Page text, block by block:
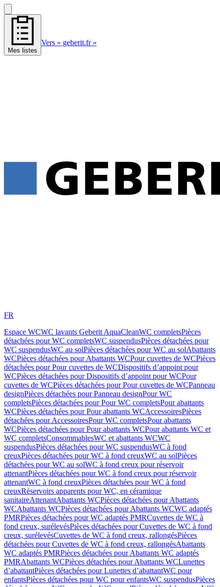
Mes listes
Vers « geberit.fr »
FR
Espace WCWC lavants Geberit AquaCleanWC completsPièces
détachées pour WC completsWC suspendusPièces détachées pour
WC suspendusWC au solPièces détachées pour WC au solAbattants
WCPièces détachées pour Abattants WCPour cuvettes de WCPièces
détachées pour Pour cuvettes de WCDispositifs d’appoint pour
WCPièces détachées pour Dispositifs d’appoint pour WCPour
cuvettes de WCPièces détachées pour Pour cuvettes de WCPanneau
designPièces détachées pour Panneau designPour WC
completsPièces détachées pour Pour WC completsPour abattants
WCPièces détachées pour Pour abattants WCAccessoiresPièces
détachées pour AccessoiresPour WC completsPour abattants
WCPièces détachées pour Pour abattants WCPour abattants WC et
WC completsConsommablesWC et abattants WCWC
suspendusPièces détachées pour WC suspendusWC à fond
creuxPièces détachées pour WC à fond creuxWC au solPièces
détachées pour WC au solWC à fond creux pour réservoir
attenantPièces détachées pour WC à fond creux pour réservoir
attenantWC à fond creuxPièces détachées pour WC à fond
creuxRéservoirs apparents pour WC, en céramique
sanitaireAttenantAbattants WCPièces détachées pour Abattants
WCAbattants WCPièces détachées pour Abattants WCWC adaptés
PMRPièces détachées pour WC adaptés PMRCuvettes de WC à
fond creux, surélevésPièces détachées pour Cuvettes de WC à fond
creux, surélevésCuvettes de WC à fond creux, rallongésPièces
détachées pour Cuvettes de WC à fond creux, rallongésAbattants
WC adaptés PMRPièces détachées pour Abattants WC adaptés
PMRAbattants WCPièces détachées pour Abattants WCLunettes
d’abattantPièces détachées pour Lunettes d’abattantWC pour
enfantsPièces détachées pour WC pour enfantsWC suspendusPièces